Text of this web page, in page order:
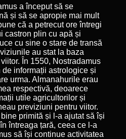
a început să se
și să se apropie mai mult
că a petrecut ore întregi
castron plin cu apă și
cu sine o stare de transă
au stat la baza
În 1550, Nostradamus
informații astrologice și
urma. Almanahurile erau
respectivă, deoarece
utile agricultorilor și
previziuni pentru viitor.
primită și l-a ajutat să își
întreaga țară, ceea ce l-a
să își continue activitatea